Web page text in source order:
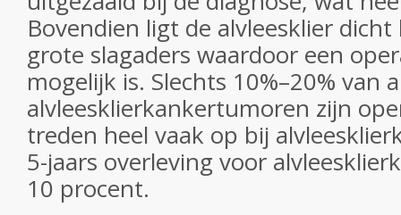
Bovendien ligt de alvleesklier
grote slagaders waardoor een
mogelijk is. Slechts 10%–20% van
alvleesklierkankertumoren zijn
treden heel vaak op bij
5-jaars overleving voor
10 procent.